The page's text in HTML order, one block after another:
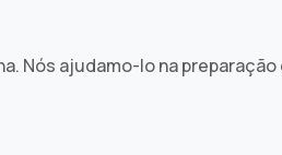
Nós ajudamo-lo na preparação